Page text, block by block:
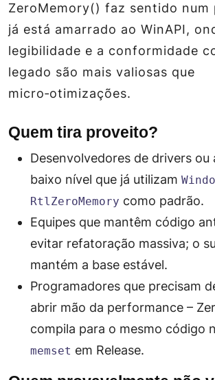
ZeroMemory() faz sentido num
já está amarrado ao WinAPI,
legibilidade e a conformidade
legado são mais valiosas que
micro‑otimizações.
Quem tira proveito?
Desenvolvedores de drivers ou
baixo nível que já utilizam
RtlZeroMemory como padrão.
Equipes que mantêm código
evitar refatoração massiva; o
mantém a base estável.
Programadores que precisam
abrir mão da performance –
compila para o mesmo código
memset em Release.